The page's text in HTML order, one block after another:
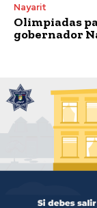
Nayarit
Olimpiadas
gobernador